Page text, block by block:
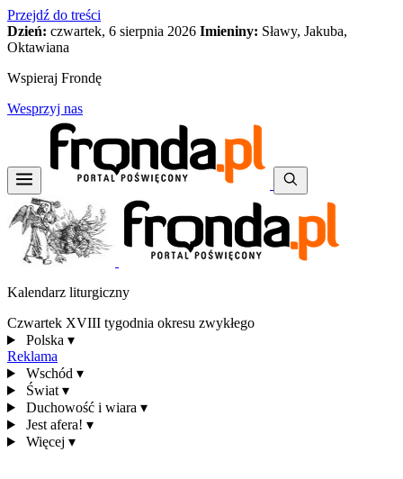
Przejdź do treści
Dzień: czwartek, 6 sierpnia 2026 Imieniny: Sławy, Jakuba,
Oktawiana
Wspieraj Frondę
Wesprzyj nas
Kalendarz liturgiczny
Czwartek XVIII tygodnia okresu zwykłego
Polska ▾
Reklama
Wschód ▾
Świat ▾
Duchowość i wiara ▾
Jest afera! ▾
Więcej ▾